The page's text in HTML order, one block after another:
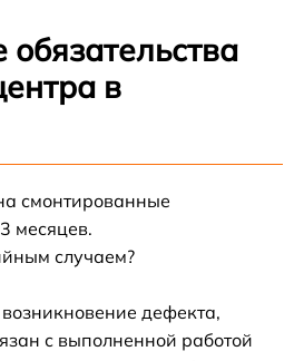
в
смонтированные
месяцев.
случаем?
дефекта,
с выполненной работой